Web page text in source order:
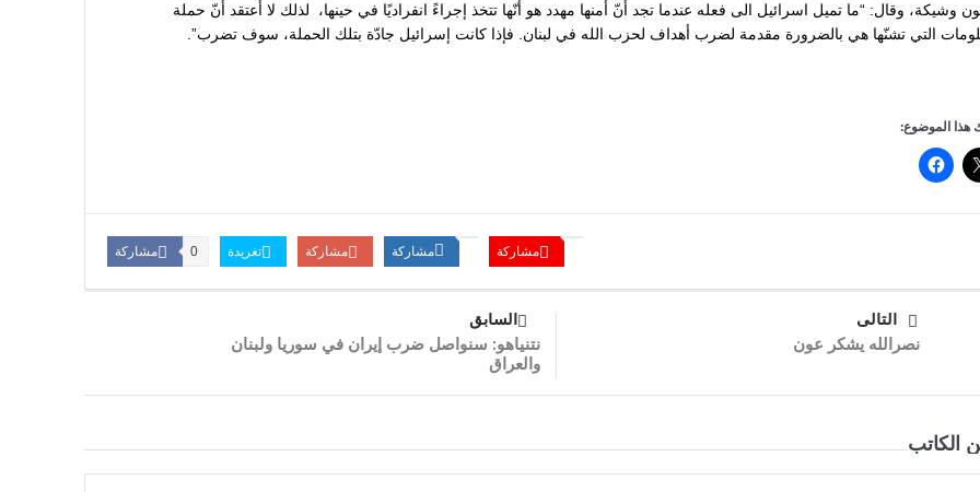
وشيكة، وقال: “ما تميل اسرائيل الى فعله عندما تجد أنّ أمنها مهدد هو أنّها تتخذ إجراءً انفراديًا في حينها، لذلك لا أعتقد أنّ حملة
التي تشنّها هي بالضرورة مقدمة لضرب أهداف لحزب الله في لبنان. فإذا كانت إسرائيل جادّة بتلك الحملة، سوف تضرب”.
هذا الموضوع:
مشاركة 0 تغريدة مشاركة مشاركة مشاركة
السابق
نتنياهو: سنواصل ضرب إيران في سوريا ولبنان
والعراق
التالى
نصرالله يشكر عون
الكاتب